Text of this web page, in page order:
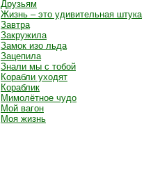
Друзьям
Жизнь – это удивительная штука
Завтра
Закружила
Замок изо льда
Зацепила
Знали мы с тобой
Корабли уходят
Кораблик
Мимолётное чудо
Мой вагон
Моя жизнь